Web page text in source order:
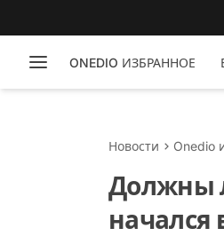
ONEDIO ИЗБРАННОЕ
Новости Onedio
Должны
начался